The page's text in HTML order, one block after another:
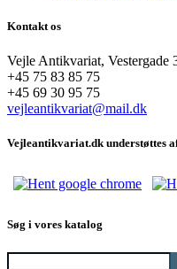
Kontakt os
Vejle Antikvariat, Vestergade
+45 75 83 85 75
+45 69 30 95 75
vejleantikvariat@mail.dk
Vejleantikvariat.dk understøttes
Søg i vores katalog